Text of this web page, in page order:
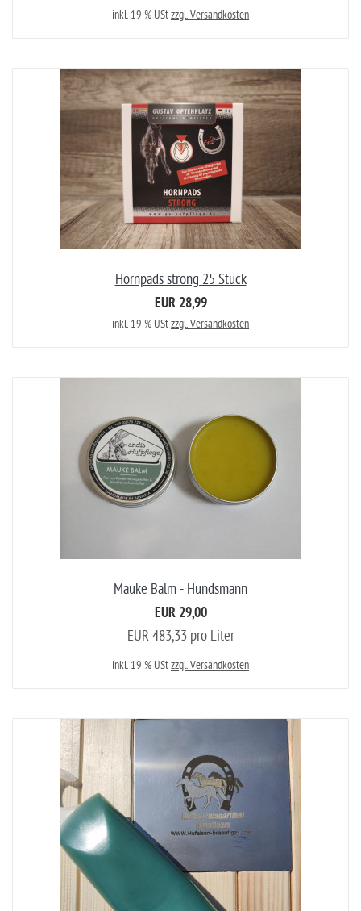
inkl. 19 % UStzzgl. Versandkosten
Hornpads strong 25 Stück
EUR 28,99
inkl. 19 % UStzzgl. Versandkosten
Mauke Balm - Hundsmann
EUR 29,00
EUR 483,33 pro Liter
inkl. 19 % UStzzgl. Versandkosten